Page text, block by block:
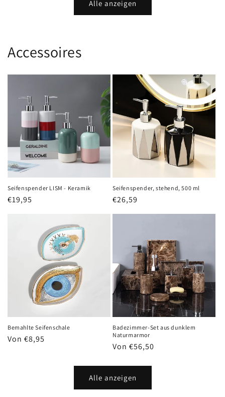
Alle anzeigen
Accessoires
Seifenspender LISM - Keramik
Normaler
€19,95
Seifenspender, stehend, 500 ml
Normaler
€26,59
Bemahlte Seifenschale
Normaler
Von €8,95
Badezimmer-Set aus dunklem
Naturmarmor
Normaler
Von €56,50
Alle anzeigen